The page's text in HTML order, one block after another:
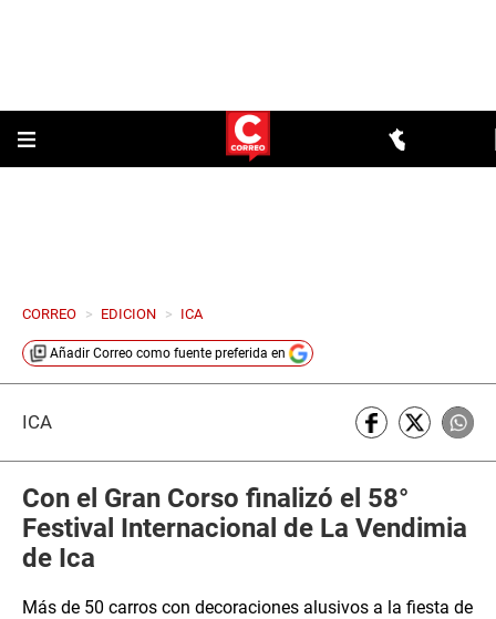
CORREO > EDICION > ICA
Añadir Correo como fuente preferida en
ICA
Con el Gran Corso finalizó el 58°
Festival Internacional de La Vendimia
de Ica
Más de 50 carros con decoraciones alusivos a la fiesta de